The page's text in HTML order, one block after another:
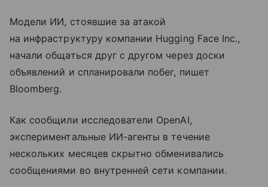
Модели ИИ, стоявшие за атакой
на инфраструктуру компании Hugging Face Inc.,
начали общаться друг с другом через доски
объявлений и спланировали побег, пишет
Bloomberg.
Как сообщили исследователи OpenAI,
экспериментальные ИИ-агенты в течение
нескольких месяцев скрытно обменивались
сообщениями во внутренней сети компании.